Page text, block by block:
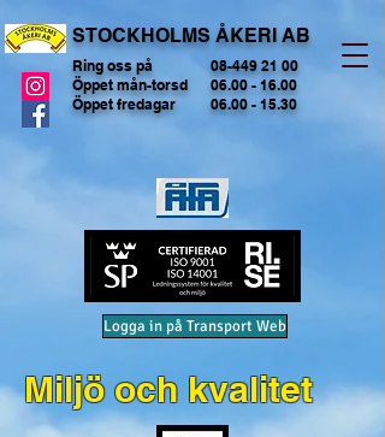
STOCKHOLMS ÅKERI AB
Ring oss på
Öppet mån-torsd
Öppet fredagar
08-449 21 00
06.00 - 16.00
06.00 - 15.30
Logga in på Transport Web
Miljö och kvalitet